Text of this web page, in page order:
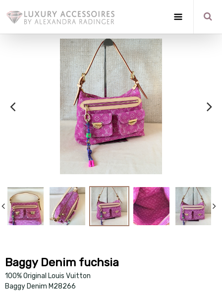
Baggy Denim fuchsia
100% Original Louis Vuitton
Baggy Denim M28266